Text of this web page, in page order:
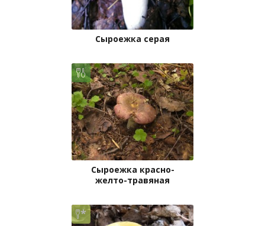
Сыроежка серая
Сыроежка красно-
желто-травяная